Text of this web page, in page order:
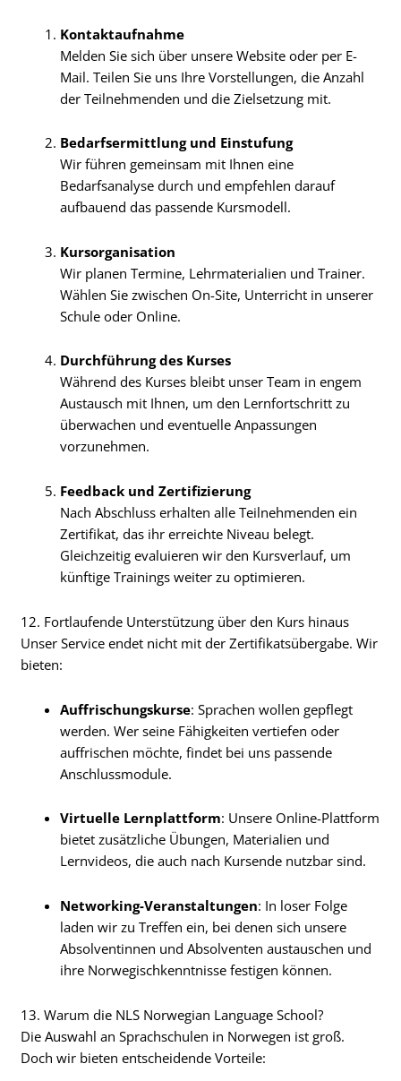
Kontaktaufnahme
Melden Sie sich über unsere Website oder per E-
Mail. Teilen Sie uns Ihre Vorstellungen, die Anzahl
der Teilnehmenden und die Zielsetzung mit.
Bedarfsermittlung und Einstufung
Wir führen gemeinsam mit Ihnen eine
Bedarfsanalyse durch und empfehlen darauf
aufbauend das passende Kursmodell.
Kursorganisation
Wir planen Termine, Lehrmaterialien und Trainer.
Wählen Sie zwischen On-Site, Unterricht in unserer
Schule oder Online.
Durchführung des Kurses
Während des Kurses bleibt unser Team in engem
Austausch mit Ihnen, um den Lernfortschritt zu
überwachen und eventuelle Anpassungen
vorzunehmen.
Feedback und Zertifizierung
Nach Abschluss erhalten alle Teilnehmenden ein
Zertifikat, das ihr erreichte Niveau belegt.
Gleichzeitig evaluieren wir den Kursverlauf, um
künftige Trainings weiter zu optimieren.
12. Fortlaufende Unterstützung über den Kurs hinaus
Unser Service endet nicht mit der Zertifikatsübergabe. Wir
bieten:
Auffrischungskurse: Sprachen wollen gepflegt
werden. Wer seine Fähigkeiten vertiefen oder
auffrischen möchte, findet bei uns passende
Anschlussmodule.
Virtuelle Lernplattform: Unsere Online-Plattform
bietet zusätzliche Übungen, Materialien und
Lernvideos, die auch nach Kursende nutzbar sind.
Networking-Veranstaltungen: In loser Folge
laden wir zu Treffen ein, bei denen sich unsere
Absolventinnen und Absolventen austauschen und
ihre Norwegischkenntnisse festigen können.
13. Warum die NLS Norwegian Language School?
Die Auswahl an Sprachschulen in Norwegen ist groß.
Doch wir bieten entscheidende Vorteile: